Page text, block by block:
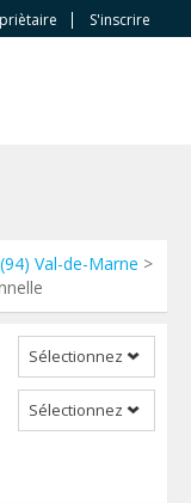
S'inscrire
(94) Val-de-Marne >
Sélectionnez
Sélectionnez